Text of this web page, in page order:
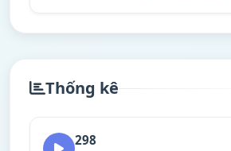
Thống kê
298